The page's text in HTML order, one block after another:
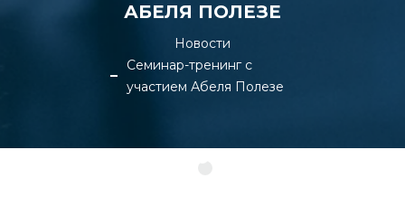
АБЕЛЯ ПОЛЕЗЕ
Новости
Cеминар-тренинг с
участием Абеля Полезе